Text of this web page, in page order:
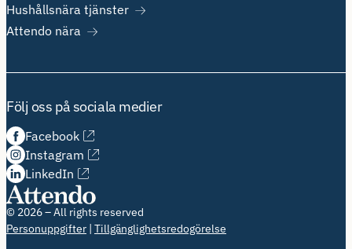
Hushållsnära tjänster
Attendo nära
Följ oss på sociala medier
Facebook
Instagram
LinkedIn
© 2026 – All rights reserved
Personuppgifter Tillgänglighetsredogörelse